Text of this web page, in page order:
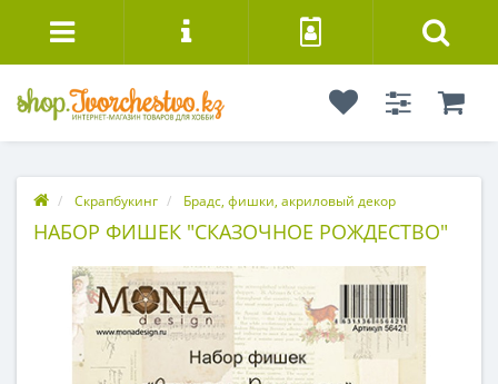
Скрапбукинг Брадс, фишки, акриловый декор
НАБОР ФИШЕК "СКАЗОЧНОЕ РОЖДЕСТВО"